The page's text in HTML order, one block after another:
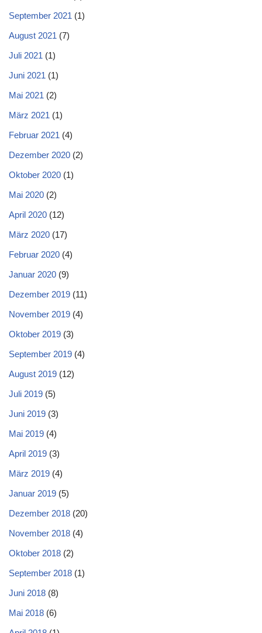
September 2021 (1)
August 2021 (7)
Juli 2021 (1)
Juni 2021 (1)
Mai 2021 (2)
März 2021 (1)
Februar 2021 (4)
Dezember 2020 (2)
Oktober 2020 (1)
Mai 2020 (2)
April 2020 (12)
März 2020 (17)
Februar 2020 (4)
Januar 2020 (9)
Dezember 2019 (11)
November 2019 (4)
Oktober 2019 (3)
September 2019 (4)
August 2019 (12)
Juli 2019 (5)
Juni 2019 (3)
Mai 2019 (4)
April 2019 (3)
März 2019 (4)
Januar 2019 (5)
Dezember 2018 (20)
November 2018 (4)
Oktober 2018 (2)
September 2018 (1)
Juni 2018 (8)
Mai 2018 (6)